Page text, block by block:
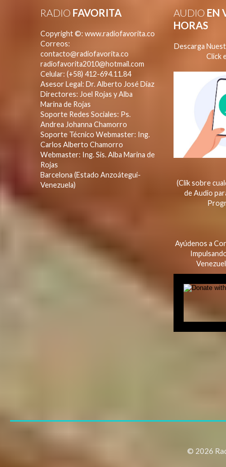
RADIO FAVORITA
Copyright ©: www.radiofavorita.co
Correos:
contacto@radiofavorita.co
radiofavorita2010@hotmail.com
Celular: (+58) 412-694.11.84
Asesor Legal: Dr. Alberto José Díaz
Directores: Joel Rojas y Alba
Marina de Rojas
Soporte Redes Sociales: Ps.
Andrea Johanna Chamorro
Soporte Técnico Webmaster: Ing.
Carlos Alberto Chamorro
Webmaster: Ing. Sis. Alba Marina de
Rojas
Barcelona (Estado Anzoátegui-
Venezuela)
AUDIO EN
HORAS
Descarga
Click
(Clik sobre
de Audio
Ayúdenos a
© 2026